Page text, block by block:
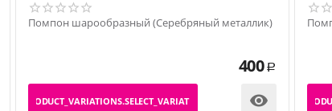
Помпон шарообразный (Cеребряный металлик)
400 Р
_PRODUCT_VARIATIONS.SELECT_VARIATION 